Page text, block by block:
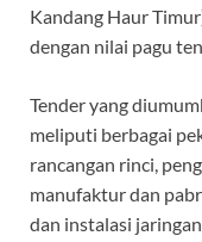
Kandang Haur
dengan nilai pagu
Tender yang
meliputi berbagai
rancangan rinci,
manufaktur dan
dan instalasi